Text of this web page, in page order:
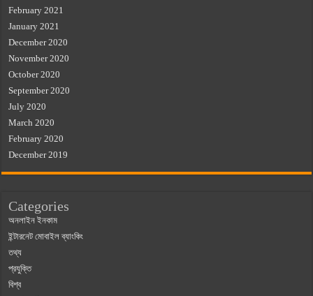
February 2021
January 2021
December 2020
November 2020
October 2020
September 2020
July 2020
March 2020
February 2020
December 2019
Categories
অনলাইন ইনকাম
ইন্টারনেট মোবাইল ব্যাংকিং
তথ্য
প্রযুক্তি
বিশ্ব